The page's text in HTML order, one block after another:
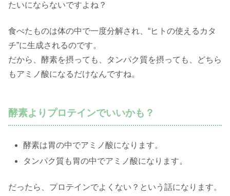
たいにならないですよね？
食べたものは体の中で一度分解され、“ヒトの使えるカタ
チ”に生成されるのです。
だから、酵素を摂っても、タンパク質を摂っても、どちら
もアミノ酸になるだけなんですね。
酵素よりプロテインでいいかも？
酵素は胃の中でアミノ酸になります。
タンパク質も胃の中でアミノ酸になります。
だったら、プロテインでよくない？という話になります。